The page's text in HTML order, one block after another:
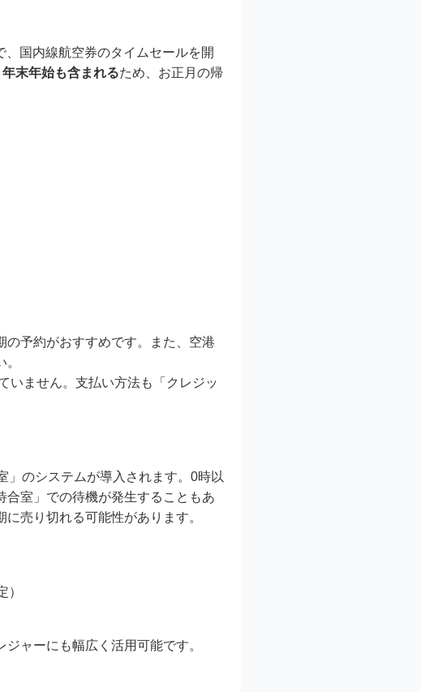
、国内線航空券のタイムセールを開
年末年始も含まれるため、お正月の帰
の予約がおすすめです。また、空港
いません。支払い方法も「クレジッ
」のシステムが導入されます。0時以
合室」での待機が発生することもあ
売り切れる可能性があります。
ャーにも幅広く活用可能です。